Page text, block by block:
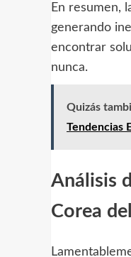
En resumen,
generando
encontrar
nunca.
Quizás
Tendencias
Análisis
Corea